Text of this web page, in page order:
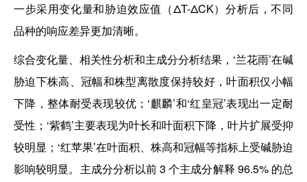
一步采用变化量和胁迫效应值（ΔT-ΔCK）分析后，不同
品种的响应差异更加清晰。
综合变化量、相关性分析和主成分分析结果，‘兰花雨’在碱
胁迫下株高、冠幅和株型离散度保持较好，叶面积仅小幅
下降，整体耐受表现较优；‘麒麟’和‘红皇冠’表现出一定耐
受性；‘紫鹤’主要表现为叶长和叶面积下降，叶片扩展受抑
较明显；‘红苹果’在叶面积、株高和冠幅等指标上受碱胁迫
影响较明显。主成分分析以前 3 个主成分解释 96.5% 的总